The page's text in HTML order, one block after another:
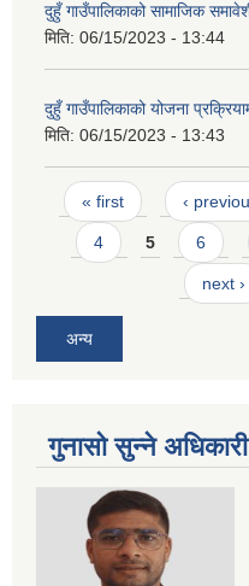
दुहुँ गाउँपालिकाको सामाजिक
मिति: 06/15/2023 - 13:44
दुहुँ गाउँपालिकाको योजना
मिति: 06/15/2023 - 13:43
Pages
« first ‹
4 5 6
next ›
अन्य
गुनासो सुन्ने अधिकारी